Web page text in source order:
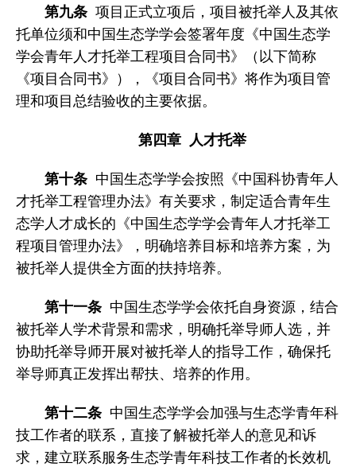
第九条 项目正式立项后，项目被托举人及其依
托单位须和中国生态学学会签署年度《中国生态学
学会青年人才托举工程项目合同书》（以下简称
《项目合同书》），《项目合同书》将作为项目管
理和项目总结验收的主要依据。
第四章 人才托举
第十条 中国生态学学会按照《中国科协青年人
才托举工程管理办法》有关要求，制定适合青年生
态学人才成长的《中国生态学学会青年人才托举工
程项目管理办法》，明确培养目标和培养方案，为
被托举人提供全方面的扶持培养。
第十一条 中国生态学学会依托自身资源，结合
被托举人学术背景和需求，明确托举导师人选，并
协助托举导师开展对被托举人的指导工作，确保托
举导师真正发挥出帮扶、培养的作用。
第十二条 中国生态学学会加强与生态学青年科
技工作者的联系，直接了解被托举人的意见和诉
求，建立联系服务生态学青年科技工作者的长效机